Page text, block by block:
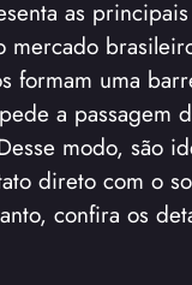
as
mercado
formam uma
a passagem
modo, são
direto com o
confira os